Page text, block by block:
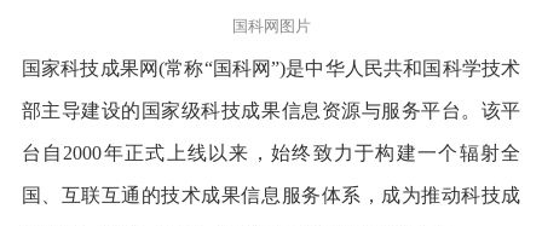
国科网图片
国家科技成果网(常称“国科网”)是中华人民共和国科学技术
部主导建设的国家级科技成果信息资源与服务平台。该平
台自2000年正式上线以来，始终致力于构建一个辐射全
国、互联互通的技术成果信息服务体系，成为推动科技成